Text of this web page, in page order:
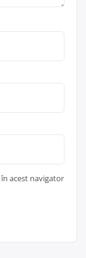
acest navigator